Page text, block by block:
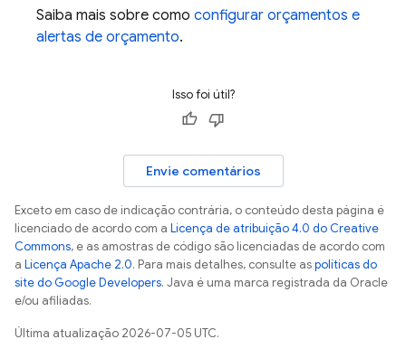
Saiba mais sobre como configurar orçamentos e
alertas de orçamento.
Isso foi útil?
Envie comentários
Exceto em caso de indicação contrária, o conteúdo desta página é
licenciado de acordo com a Licença de atribuição 4.0 do Creative
Commons, e as amostras de código são licenciadas de acordo com
a Licença Apache 2.0. Para mais detalhes, consulte aspolíticas do
site do Google Developers. Java é uma marca registrada da Oracle
e/ou afiliadas.
Última atualização 2026-07-05 UTC.